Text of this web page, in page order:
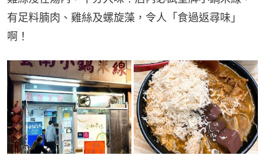
有足料腩肉、雞絲及螺旋藻，令人「食過返尋味」
啊！